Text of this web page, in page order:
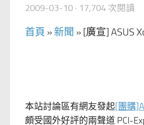
2009-03-10 · 17,704 次閱讀
首頁 » 新聞 » [廣宣] ASUS
本站討論區有網友發起[團購
頗受國外好評的兩聲道 PCI-